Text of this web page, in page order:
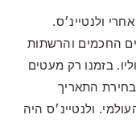
ולנטיינ׳ס.
הטלפונים החכמים והרשתות
בזמנו רק מעטים
התאריך
ולנטיינ׳ס היה